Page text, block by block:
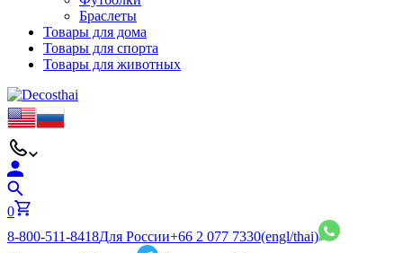
Браслеты
Товары для дома
Товары для спорта
Товары для животных
0
8-800-511-8418Для России+66 2 077 7330(engl/thai)